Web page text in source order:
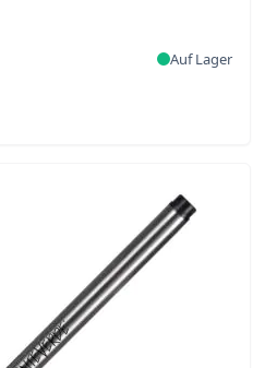
Auf Lager